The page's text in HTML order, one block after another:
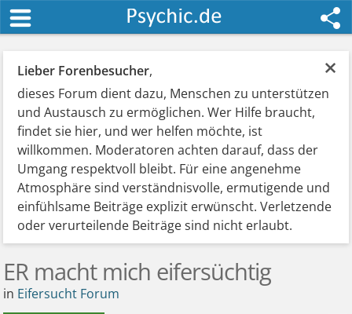
×
Lieber Forenbesucher,
dieses Forum dient dazu, Menschen zu unterstützen
und Austausch zu ermöglichen. Wer Hilfe braucht,
findet sie hier, und wer helfen möchte, ist
willkommen. Moderatoren achten darauf, dass der
Umgang respektvoll bleibt. Für eine angenehme
Atmosphäre sind verständnisvolle, ermutigende und
einfühlsame Beiträge explizit erwünscht. Verletzende
oder verurteilende Beiträge sind nicht erlaubt.
ER macht mich eifersüchtig
in Eifersucht Forum